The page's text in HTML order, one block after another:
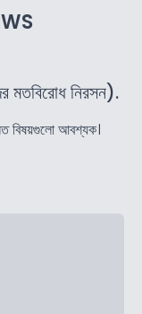
নিরসন).
বিষয়গুলো আবশ্যক।